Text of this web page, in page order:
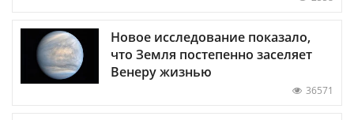
Новое исследование показало,
что Земля постепенно заселяет
Венеру жизнью
36571